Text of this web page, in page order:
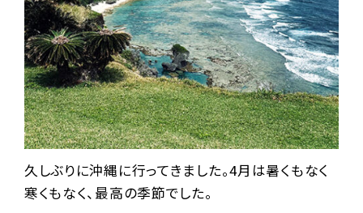
久しぶりに沖縄に行ってきました。4月は暑くもなく
寒くもなく、最高の季節でした。